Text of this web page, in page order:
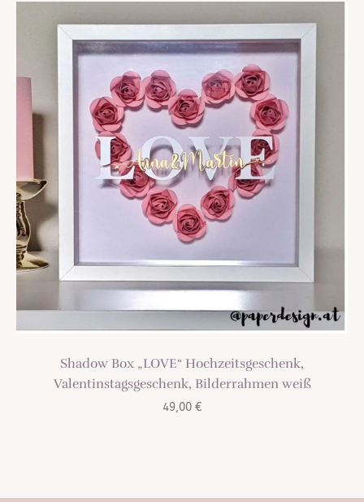
TREND
Shadow Box „LOVE“ Hochzeitsgeschenk,
Valentinstagsgeschenk, Bilderrahmen weiß
49,00 €